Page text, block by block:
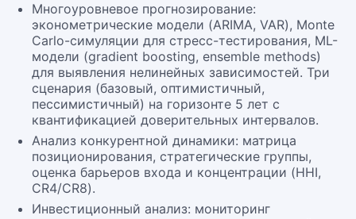
Многоуровневое прогнозирование:
эконометрические модели (ARIMA, VAR), Monte
Carlo-симуляции для стресс-тестирования, ML-
модели (gradient boosting, ensemble methods)
для выявления нелинейных зависимостей. Три
сценария (базовый, оптимистичный,
пессимистичный) на горизонте 5 лет с
квантификацией доверительных интервалов.
Анализ конкурентной динамики: матрица
позиционирования, стратегические группы,
оценка барьеров входа и концентрации (HHI,
CR4/CR8).
Инвестиционный анализ: мониторинг